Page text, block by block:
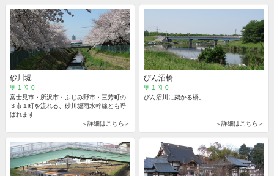
砂川堀
💬 1 🔖 0
富士見市・所沢市・ふじみ野市・三芳町の
３市１町を流れる、砂川堀雨水幹線とも呼
ばれます
＜詳細はこちら＞
びん沼橋
💬 1 🔖 0
びん沼川に架かる橋。
＜詳細はこちら＞